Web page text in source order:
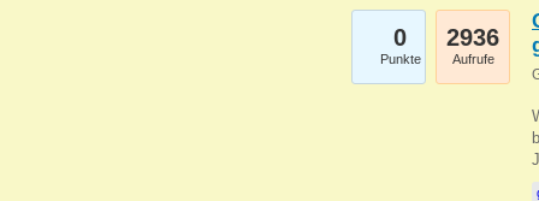
0
Punkte
2936
Aufrufe